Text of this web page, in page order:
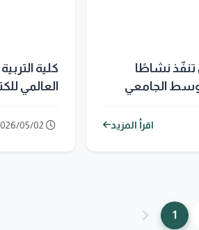
كلية
تنفّذ نشاطًا
الجامعي
اقرأ المزيد
1